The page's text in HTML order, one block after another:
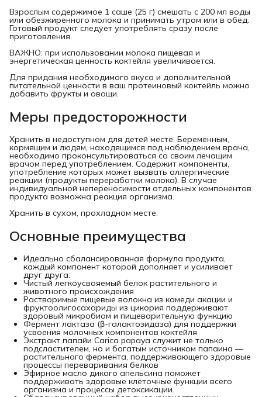
Взрослым содержимое 1 саше (25 г) смешать с 200 мл воды
или обезжиренного молока и принимать утром или в обед.
Готовый продукт следует употреблять сразу после
приготовления.
ВАЖНО: при использовании молока пищевая и
энергетическая ценность коктейля увеличивается.
Для придания необходимого вкуса и дополнительной
питательной ценности в ваш протеиновый коктейль можно
добавить фрукты и овощи.
Меры предосторожности
Хранить в недоступном для детей месте. Беременным,
кормящим и людям, находящимся под наблюдением врача,
необходимо проконсультироваться со своим лечащим
врачом перед употреблением. Содержит компоненты,
употребление которых может вызвать аллергические
реакции (продукты переработки молока). В случае
индивидуальной непереносимости отдельных компонентов
продукта возможна реакция организма.
Хранить в сухом, прохладном месте.
Основные преимущества
Идеально сбалансированная формула продукта,
каждый компонент которой дополняет и усиливает
друг друга:
Чистый легкоусвояемый белок растительного и
животного происхождения
Растворимые пищевые волокна из камеди акации и
фруктоолигосахариды из цикория поддерживают
здоровый микробиом и пищеварительную функцию
Фермент лактаза (β-галактозидаза) для поддержки
усвоения молочных компонентов коктейля
Экстракт папайи Carica papaya служит не только
подсластителем, но и богатым источником папаина —
растительного фермента, поддерживающего здоровые
процессы переваривания белков
Эфирное масло дикого апельсина поможет
поддерживать здоровые клеточные функции всего
организма и процессы детоксикации.